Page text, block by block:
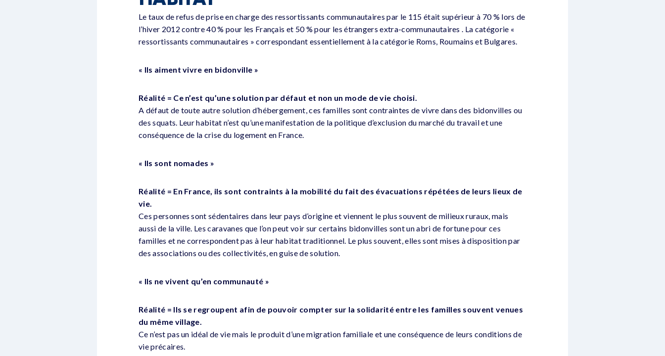
Le taux de refus de prise en charge des ressortissants communautaires par le 115 était supérieur à 70 % lors de
l’hiver 2012 contre 40 % pour les Français et 50 % pour les étrangers extra-communautaires . La catégorie «
ressortissants communautaires » correspondant essentiellement à la catégorie Roms, Roumains et Bulgares.
« Ils aiment vivre en bidonville »
Réalité = Ce n’est qu’une solution par défaut et non un mode de vie choisi.
A défaut de toute autre solution d’hébergement, ces familles sont contraintes de vivre dans des bidonvilles ou
des squats. Leur habitat n’est qu’une manifestation de la politique d’exclusion du marché du travail et une
conséquence de la crise du logement en France.
« Ils sont nomades »
Réalité = En France, ils sont contraints à la mobilité du fait des évacuations répétées de leurs lieux de
vie.
Ces personnes sont sédentaires dans leur pays d’origine et viennent le plus souvent de milieux ruraux, mais
aussi de la ville. Les caravanes que l’on peut voir sur certains bidonvilles sont un abri de fortune pour ces
familles et ne correspondent pas à leur habitat traditionnel. Le plus souvent, elles sont mises à disposition par
des associations ou des collectivités, en guise de solution.
« Ils ne vivent qu’en communauté »
Réalité = Ils se regroupent afin de pouvoir compter sur la solidarité entre les familles souvent venues
du même village.
Ce n’est pas un idéal de vie mais le produit d’une migration familiale et une conséquence de leurs conditions de
vie précaires.